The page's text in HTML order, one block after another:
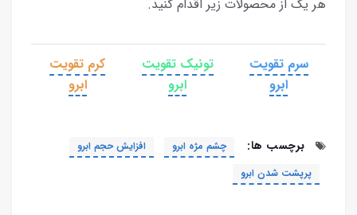
هر یک از محصولات زیر اقدام کنید.
سرم تقویت
ابرو
تونیک تقویت
ابرو
کرم تقویت
ابرو
برچسب ها: چشم مژه ابرو
افزایش حجم ابرو
پرپشت شدن ابرو